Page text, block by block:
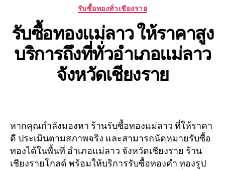
Categories
รับซื้อทองทั่วเชียงราย
รับซื้อทองแม่ลาว ให้ราคาสูง
บริการถึงที่ทั่วอำเภอแม่ลาว
จังหวัดเชียงราย
หากคุณกำลังมองหา ร้านรับซื้อทองแม่ลาว ที่ให้ราคา
ดี ประเมินตามสภาพจริง และสามารถนัดหมายรับซื้อ
ทองได้ในพื้นที่ อำเภอแม่ลาว จังหวัดเชียงราย ร้าน
เชียงรายโกลด์ พร้อมให้บริการรับซื้อทองคำ ทองรูป